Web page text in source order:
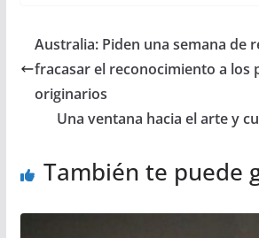
Australia: Piden una semana de
fracasar el reconocimiento a los
originarios
Una ventana hacia el arte y
También te puede